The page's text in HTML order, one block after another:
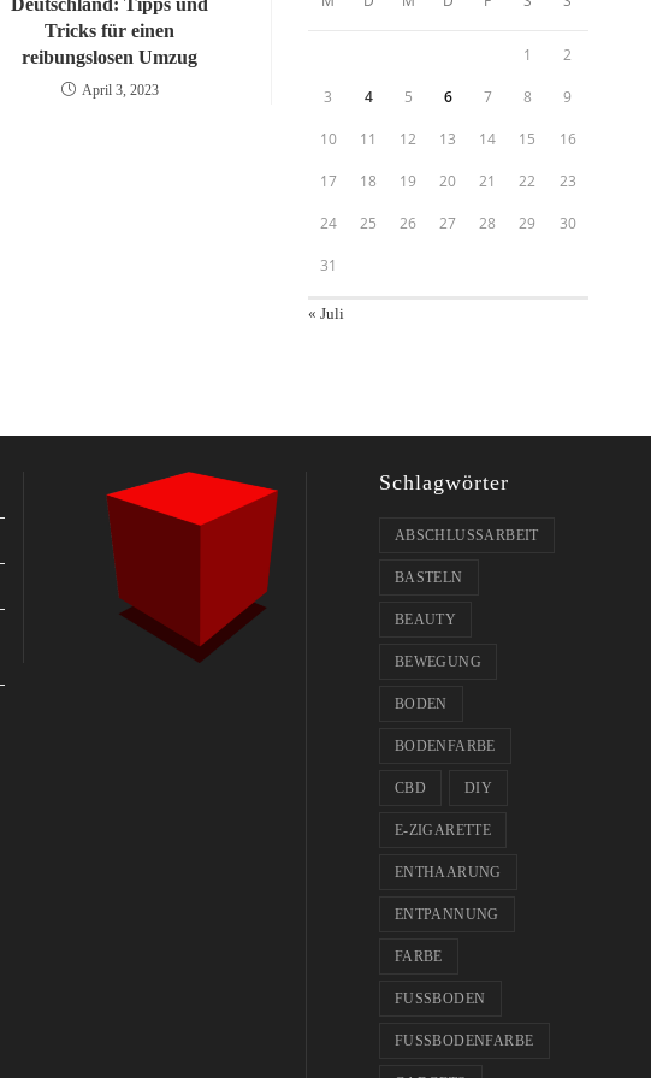
Deutschland: Tipps und
Tricks für einen
reibungslosen Umzug
April 3, 2023
1 2
3 4 5 6 7 8 9
10 11 12 13 14 15 16
17 18 19 20 21 22 23
24 25 26 27 28 29 30
31
« Juli
Schlagwörter
ABSCHLUSSARBEIT
BASTELN
BEAUTY
BEWEGUNG
BODEN
BODENFARBE
CBD DIY
E-ZIGARETTE
ENTHAARUNG
ENTPANNUNG
FARBE
FUSSBODEN
FUSSBODENFARBE